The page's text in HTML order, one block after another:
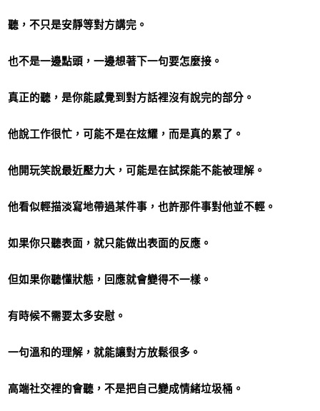
聽，不只是安靜等對方講完。
也不是一邊點頭，一邊想著下一句要怎麼接。
真正的聽，是你能感覺到對方話裡沒有說完的部分。
他說工作很忙，可能不是在炫耀，而是真的累了。
他開玩笑說最近壓力大，可能是在試探能不能被理解。
他看似輕描淡寫地帶過某件事，也許那件事對他並不輕。
如果你只聽表面，就只能做出表面的反應。
但如果你聽懂狀態，回應就會變得不一樣。
有時候不需要太多安慰。
一句溫和的理解，就能讓對方放鬆很多。
高端社交裡的會聽，不是把自己變成情緒垃圾桶。